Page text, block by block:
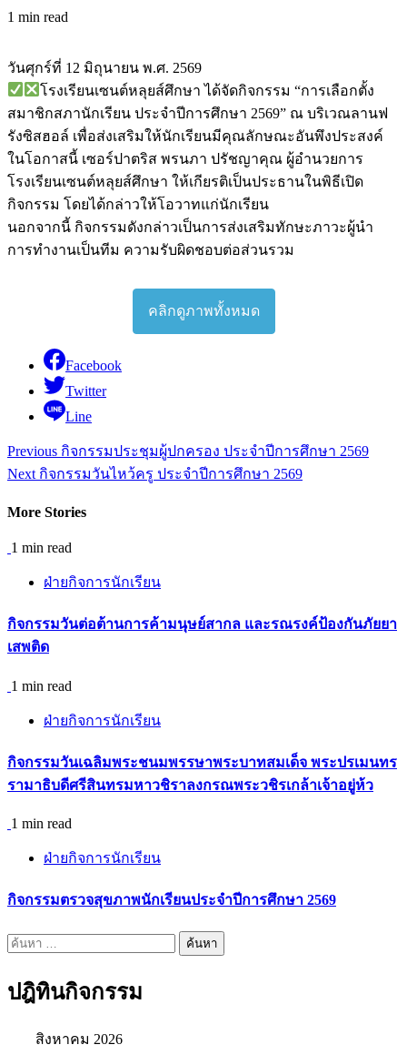
1 min read
วันศุกร์ที่ 12 มิถุนายน พ.ศ. 2569
โรงเรียนเซนต์หลุยส์ศึกษา ได้จัดกิจกรรม “การเลือกตั้ง
สมาชิกสภานักเรียน ประจำปีการศึกษา 2569” ณ บริเวณลานฟ
รังซิสฮอล์ เพื่อส่งเสริมให้นักเรียนมีคุณลักษณะอันพึงประสงค์
ในโอกาสนี้ เซอร์ปาตริส พรนภา ปรัชญาคุณ ผู้อำนวยการ
โรงเรียนเซนต์หลุยส์ศึกษา ให้เกียรติเป็นประธานในพิธีเปิด
กิจกรรม โดยได้กล่าวให้โอวาทแก่นักเรียน
นอกจากนี้ กิจกรรมดังกล่าวเป็นการส่งเสริมทักษะภาวะผู้นำ
การทำงานเป็นทีม ความรับผิดชอบต่อส่วนรวม
คลิกดูภาพทั้งหมด
Facebook
Twitter
Line
Continue
Reading
Previous กิจกรรมประชุมผู้ปกครอง ประจำปีการศึกษา 2569
Next กิจกรรมวันไหว้ครู ประจำปีการศึกษา 2569
More Stories
1 min read
ฝ่ายกิจการนักเรียน
กิจกรรม​วันต่อต้านการค้ามนุษย์สากล และรณรงค์ป้องกันภัยยา
เสพติด
1 min read
ฝ่ายกิจการนักเรียน
กิจกรรมวันเฉลิมพระชนมพรรษาพระบาทสมเด็จ พระปรเมนทร
รามาธิบดีศรีสินทรมหาวชิราลงกรณพระวชิรเกล้าเจ้าอยู่ห้ว
1 min read
ฝ่ายกิจการนักเรียน
กิจกรรมตรวจสุขภาพนักเรียนประจำปีการศึกษา 2569
ค้นหา
ปฎิทินกิจกรรม
สิงหาคม 2026